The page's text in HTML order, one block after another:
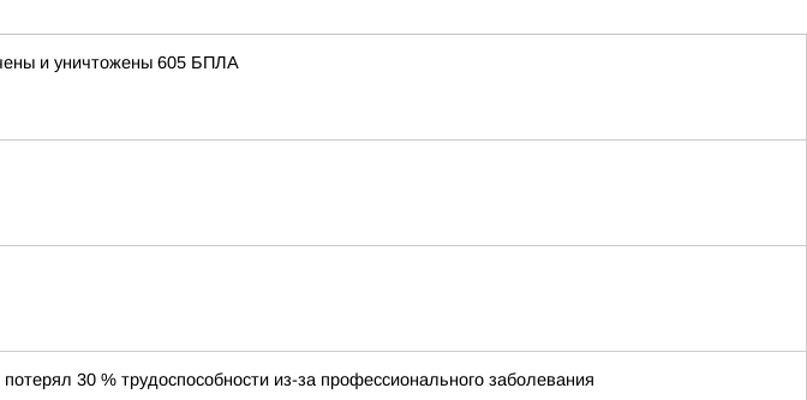
и уничтожены 605 БПЛА
30 % трудоспособности из-за профессионального заболевания